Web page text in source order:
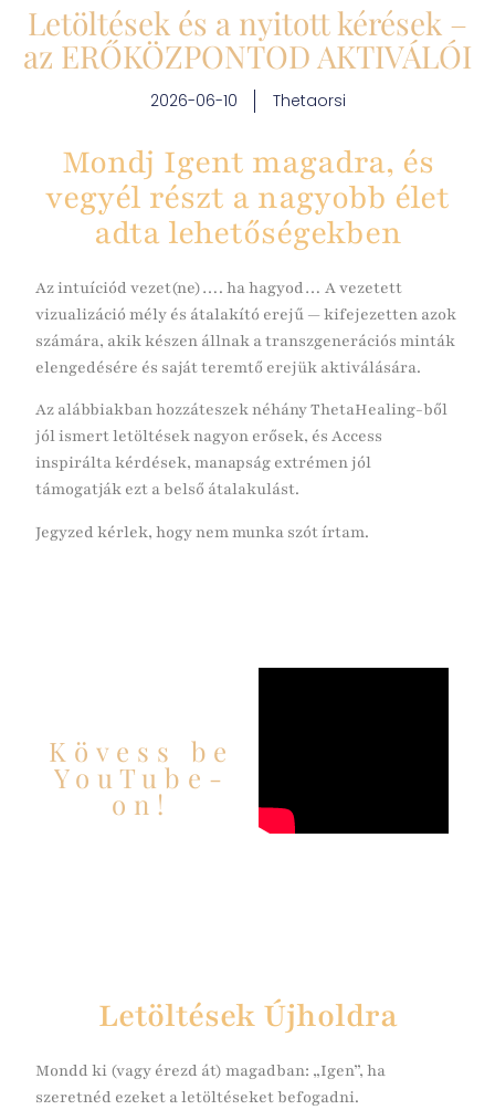
Letöltések és a nyitott kérések –
az ERŐKÖZPONTOD AKTIVÁLÓI
2026-06-10 Thetaorsi
Mondj Igent magadra, és
vegyél részt a nagyobb élet
adta lehetőségekben
Az intuíciód vezet(ne)…. ha hagyod… A vezetett
vizualizáció mély és átalakító erejű — kifejezetten azok
számára, akik készen állnak a transzgenerációs minták
elengedésére és saját teremtő erejük aktiválására.
Az alábbiakban hozzáteszek néhány ThetaHealing-ből
jól ismert letöltések nagyon erősek, és Access
inspirálta kérdések, manapság extrémen jól
támogatják ezt a belső átalakulást.
Jegyzed kérlek, hogy nem munka szót írtam.
Kövess be
YouTube-
on!
Letöltések Újholdra
Mondd ki (vagy érezd át) magadban: „Igen”, ha
szeretnéd ezeket a letöltéseket befogadni.